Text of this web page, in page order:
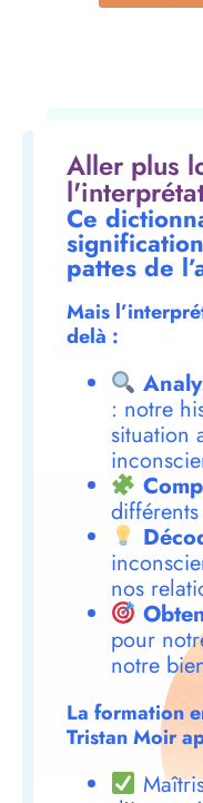
Aller plus
Ce
pattes de
Mais
delà :
: notre
situation
nos
pour
notre
La formation
Tristan Moir